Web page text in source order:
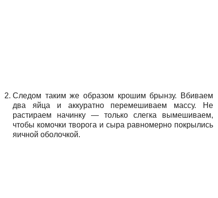
Следом таким же образом крошим брынзу. Вбиваем
два яйца и аккуратно перемешиваем массу. Не
растираем начинку — только слегка вымешиваем,
чтобы комочки творога и сыра равномерно покрылись
яичной оболочкой.